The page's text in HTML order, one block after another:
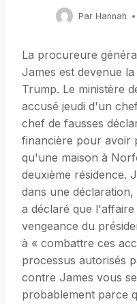
Par Hannah
La procureure
James est devenue
Trump. Le ministère
accusé jeudi d'un
chef de fausses
financière pour avoir
qu'une maison à
deuxième résidence.
dans une
a déclaré que
vengeance du
à « combattre ces
processus autorisés
contre James vous
probablement parce